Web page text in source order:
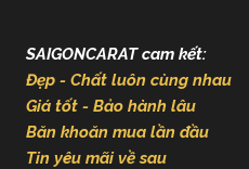
SAIGONCARAT cam kết:
Đẹp - Chất luôn cùng nhau
Giá tốt - Bảo hành lâu
Băn khoăn mua lần đầu
Tin yêu mãi về sau